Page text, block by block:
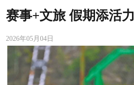
赛事+文旅 假期添活力
2026年05月04日